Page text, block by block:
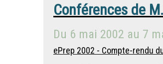
Conférences de M.
Du 6 mai 2002 au 7
ePrep 2002 - Compte-rendu